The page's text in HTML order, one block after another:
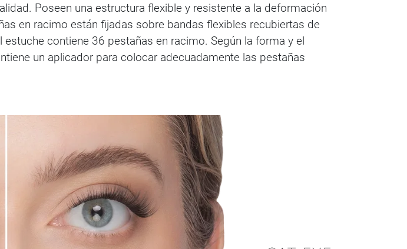
Poseen una estructura flexible y resistente a la deformación
en racimo están fijadas sobre bandas flexibles recubiertas de
contiene 36 pestañas en racimo. Según la forma y el
un aplicador para colocar adecuadamente las pestañas